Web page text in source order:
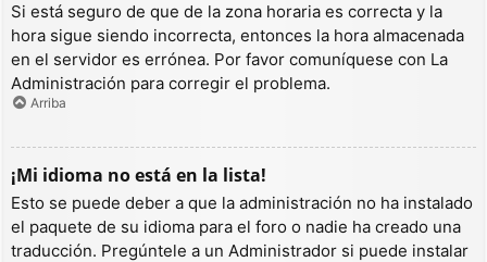
Si está seguro de que de la zona horaria es correcta y la
hora sigue siendo incorrecta, entonces la hora almacenada
en el servidor es errónea. Por favor comuníquese con La
Administración para corregir el problema.
Arriba
¡Mi idioma no está en la lista!
Esto se puede deber a que la administración no ha instalado
el paquete de su idioma para el foro o nadie ha creado una
traducción. Pregúntele a un Administrador si puede instalar